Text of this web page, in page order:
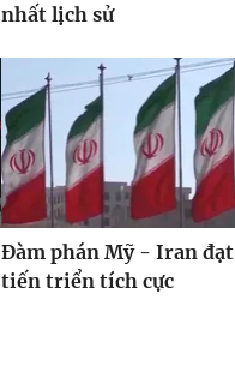
nhất lịch sử
Đàm phán Mỹ - Iran đạt
tiến triển tích cực